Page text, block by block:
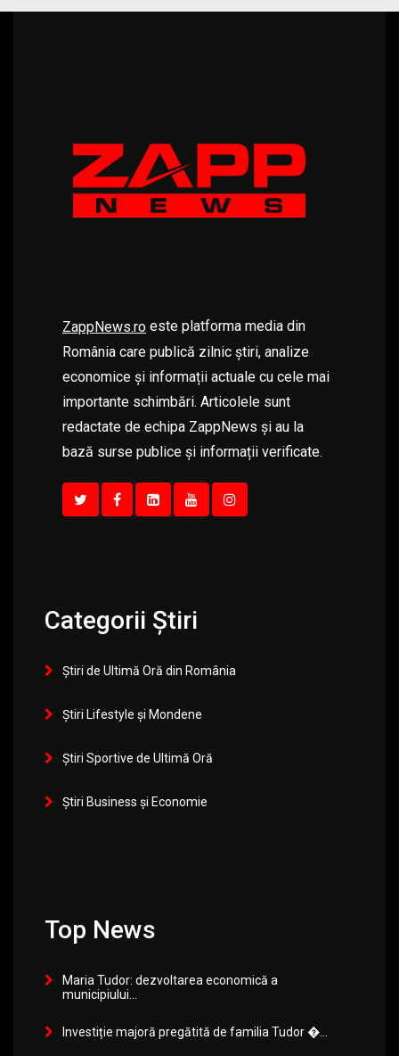
ZappNews.ro este platforma media din
România care publică zilnic știri, analize
economice și informații actuale cu cele mai
importante schimbări. Articolele sunt
redactate de echipa ZappNews și au la
bază surse publice și informații verificate.
Categorii Știri
Știri de Ultimă Oră din România
Știri Lifestyle și Mondene
Știri Sportive de Ultimă Oră
Știri Business și Economie
Top News
Maria Tudor: dezvoltarea economică a
municipiului...
Investiție majoră pregătită de familia Tudor �...